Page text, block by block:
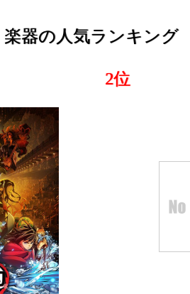
2025/04/30
CD・
楽器の人気ランキング
2位